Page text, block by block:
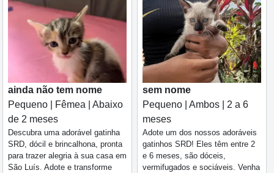
ainda não tem nome
Pequeno | Fêmea | Abaixo
de 2 meses
Descubra uma adorável gatinha
SRD, dócil e brincalhona, pronta
para trazer alegria à sua casa em
São Luís. Adote e transforme
sem nome
Pequeno | Ambos | 2 a 6
meses
Adote um dos nossos adoráveis
gatinhos SRD! Eles têm entre 2
e 6 meses, são dóceis,
vermifugados e sociáveis. Venha